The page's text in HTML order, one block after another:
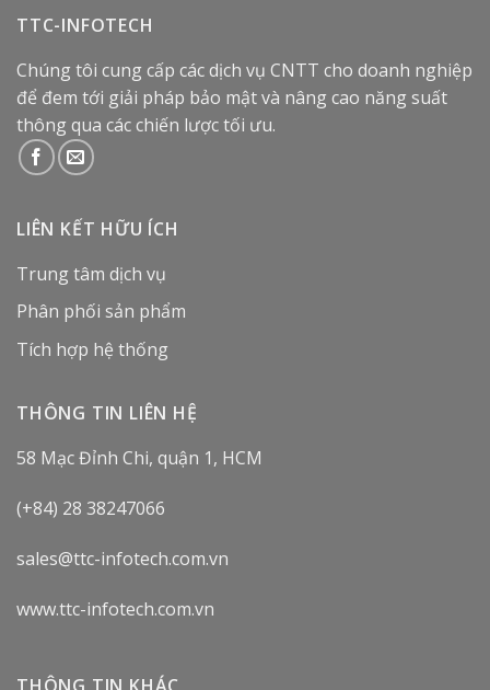
TTC-INFOTECH
Chúng tôi cung cấp các dịch vụ CNTT cho doanh nghiệp
để đem tới giải pháp bảo mật và nâng cao năng suất
thông qua các chiến lược tối ưu.
LIÊN KẾT HỮU ÍCH
Trung tâm dịch vụ
Phân phối sản phẩm
Tích hợp hệ thống
THÔNG TIN LIÊN HỆ
58 Mạc Đỉnh Chi, quận 1, HCM
(+84) 28 38247066
sales@ttc-infotech.com.vn
www.ttc-infotech.com.vn